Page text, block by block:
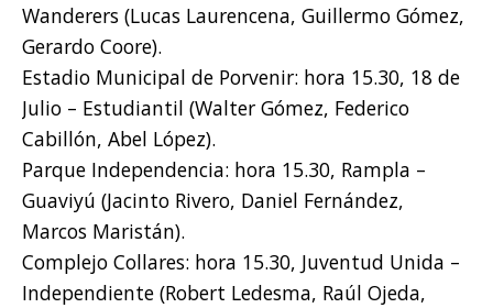
Wanderers (Lucas Laurencena, Guillermo Gómez,
Gerardo Coore).
Estadio Municipal de Porvenir: hora 15.30, 18 de
Julio – Estudiantil (Walter Gómez, Federico
Cabillón, Abel López).
Parque Independencia: hora 15.30, Rampla –
Guaviyú (Jacinto Rivero, Daniel Fernández,
Marcos Maristán).
Complejo Collares: hora 15.30, Juventud Unida –
Independiente (Robert Ledesma, Raúl Ojeda,